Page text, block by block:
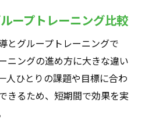
ープトレーニング比較
とグループトレーニングで
ニングの進め方に大きな違い
人ひとりの課題や目標に合わ
きるため、短期間で効果を実